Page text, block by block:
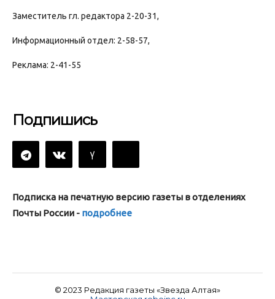
Заместитель гл. редактора 2-20-31,
Информационный отдел: 2-58-57,
Реклама: 2-41-55
Подпишись
Подписка на печатную версию газеты в отделениях
Почты России - подробнее
© 2023 Редакция газеты «Звезда Алтая»